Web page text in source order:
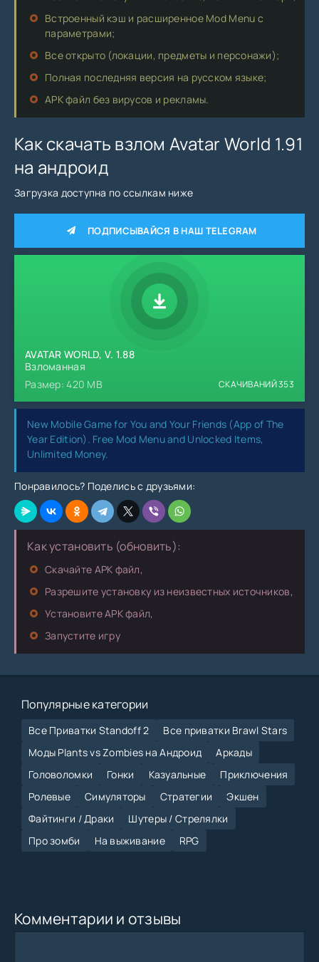
Встроенный кэш и расширенное Mod Menu с
параметрами;
Все открыто (локации, предметы и персонажи);
Полная последняя версия на русском языке;
APK файл без вирусов и рекламы.
Как скачать взлом Avatar World 1.91
на андроид
Загрузка доступна по ссылкам ниже
ПОДПИСЫВАЙСЯ В НАШ TELEGRAM
AVATAR WORLD, V. 1.88
Взломанная
Размер: 420 MB
СКАЧИВАНИЙ353
New Mobile Game for You and Your Friends (App of The
Year Edition). Free Mod Menu and Unlocked Items,
Unlimited Money.
Понравилось? Поделись с друзьями:
Как установить (обновить):
Скачайте APK файл,
Разрешите установку из неизвестных источников,
Установите APK файл,
Запустите игру
Популярные категории
Все Приватки Standoff 2
Все приватки Brawl Stars
Моды Plants vs Zombies на Андроид
Аркады
Головоломки
Гонки Казуальные
Приключения
Ролевые
Симуляторы Стратегии
Экшен
Файтинги / Драки
Шутеры / Стрелялки
Про зомби
На выживание RPG
Комментарии и отзывы